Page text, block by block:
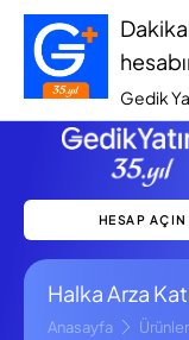
Gedik
HESAP AÇIN
Halka Arza
Anasayfa Ürünler